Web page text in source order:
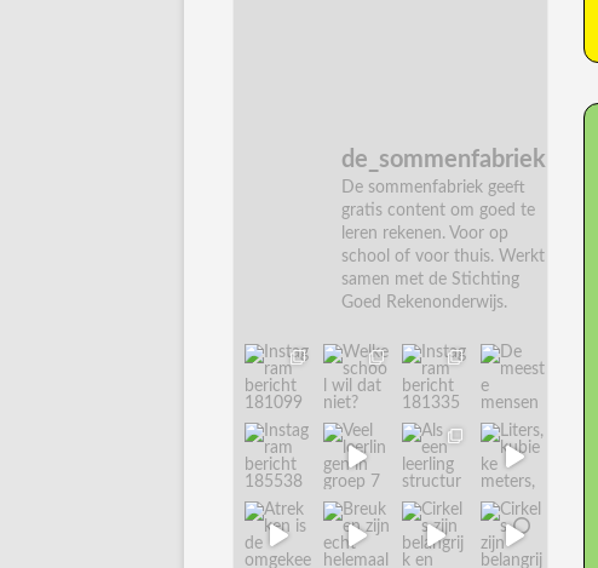
de_sommenfabriek
De sommenfabriek geeft
gratis content om goed te
leren rekenen. Voor op
school of voor thuis. Werkt
samen met de Stichting
Goed Rekenonderwijs.